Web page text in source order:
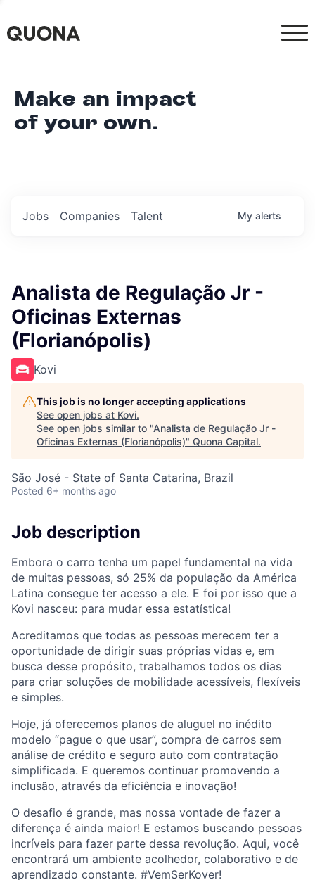
Make an impact
of your own.
Jobs Companies Talent My alerts
Analista de Regulação Jr -
Oficinas Externas
(Florianópolis)
Kovi
This job is no longer accepting applications
See open jobs at Kovi.
See open jobs similar to "Analista de Regulação Jr -
Oficinas Externas (Florianópolis)" Quona Capital.
São José - State of Santa Catarina, Brazil
Posted 6+ months ago
Job description
Embora o carro tenha um papel fundamental na vida
de muitas pessoas, só 25% da população da América
Latina consegue ter acesso a ele. E foi por isso que a
Kovi nasceu: para mudar essa estatística!
Acreditamos que todas as pessoas merecem ter a
oportunidade de dirigir suas próprias vidas e, em
busca desse propósito, trabalhamos todos os dias
para criar soluções de mobilidade acessíveis, flexíveis
e simples.
Hoje, já oferecemos planos de aluguel no inédito
modelo “pague o que usar”, compra de carros sem
análise de crédito e seguro auto com contratação
simplificada. E queremos continuar promovendo a
inclusão, através da eficiência e inovação!
O desafio é grande, mas nossa vontade de fazer a
diferença é ainda maior! E estamos buscando pessoas
incríveis para fazer parte dessa revolução. Aqui, você
encontrará um ambiente acolhedor, colaborativo e de
aprendizado constante. #VemSerKover!